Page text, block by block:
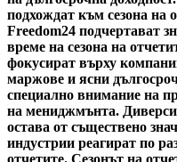
подхождат към сезона на
Freedom24 подчертават
време на сезона на
фокусират върху
маржове и ясни
специално внимание на
на мениджмънта.
остава от съществено
индустрии реагират по
отчетите. Сезонът на